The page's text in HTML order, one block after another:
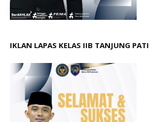
IKLAN LAPAS KELAS IIB TANJUNG PATI